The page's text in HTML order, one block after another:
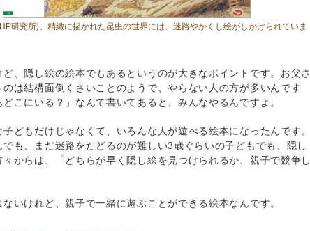
研究所)。精緻に描かれた昆虫の世界には、迷路やかくし絵がしかけられていま
、隠し絵の絵本でもあるというのが大きなポイントです。お父さ
は結構面倒くさいことのようで、やらない人の方が多いんです
こにいる？」なんて書いてあると、みんなやるんですよ。
どもだけじゃなくて、いろんな人が遊べる絵本になったんです。
も、まだ迷路をたどるのが難しい3歳ぐらいの子どもでも、隠し
からは、「どちらが早く隠し絵を見つけられるか、親子で競争し
いけれど、親子で一緒に遊ぶことができる絵本なんです。